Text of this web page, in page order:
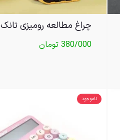
چراغ مطالعه رومیزی تانک
380/000 تومان
ناموجود